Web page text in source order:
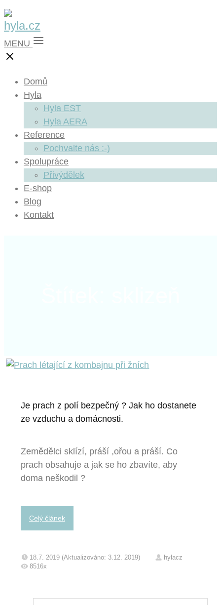
MENU
Domů
Hyla
Hyla EST
Hyla AERA
Reference
Pochvalte nás :-)
Spolupráce
Přivýdělek
E-shop
Blog
Kontakt
Je prach z polí bezpečný ? Jak ho dostanete
ze vzduchu a domácnosti.
Zemědělci sklízí, práší ,ořou a práší. Co
prach obsahuje a jak se ho zbavíte, aby
doma neškodil ?
Celý článek
18.7. 2019 (Aktualizováno: 3.12. 2019)
hylacz
8516x